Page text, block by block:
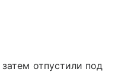
отпустили под